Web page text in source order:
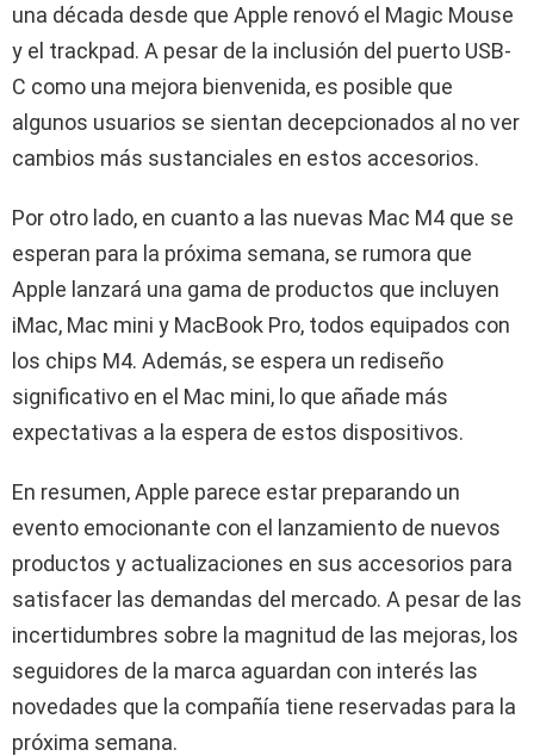
una década desde que Apple renovó el Magic Mouse
y el trackpad. A pesar de la inclusión del puerto USB-
C como una mejora bienvenida, es posible que
algunos usuarios se sientan decepcionados al no ver
cambios más sustanciales en estos accesorios.
Por otro lado, en cuanto a las nuevas Mac M4 que se
esperan para la próxima semana, se rumora que
Apple lanzará una gama de productos que incluyen
iMac, Mac mini y MacBook Pro, todos equipados con
los chips M4. Además, se espera un rediseño
significativo en el Mac mini, lo que añade más
expectativas a la espera de estos dispositivos.
En resumen, Apple parece estar preparando un
evento emocionante con el lanzamiento de nuevos
productos y actualizaciones en sus accesorios para
satisfacer las demandas del mercado. A pesar de las
incertidumbres sobre la magnitud de las mejoras, los
seguidores de la marca aguardan con interés las
novedades que la compañía tiene reservadas para la
próxima semana.